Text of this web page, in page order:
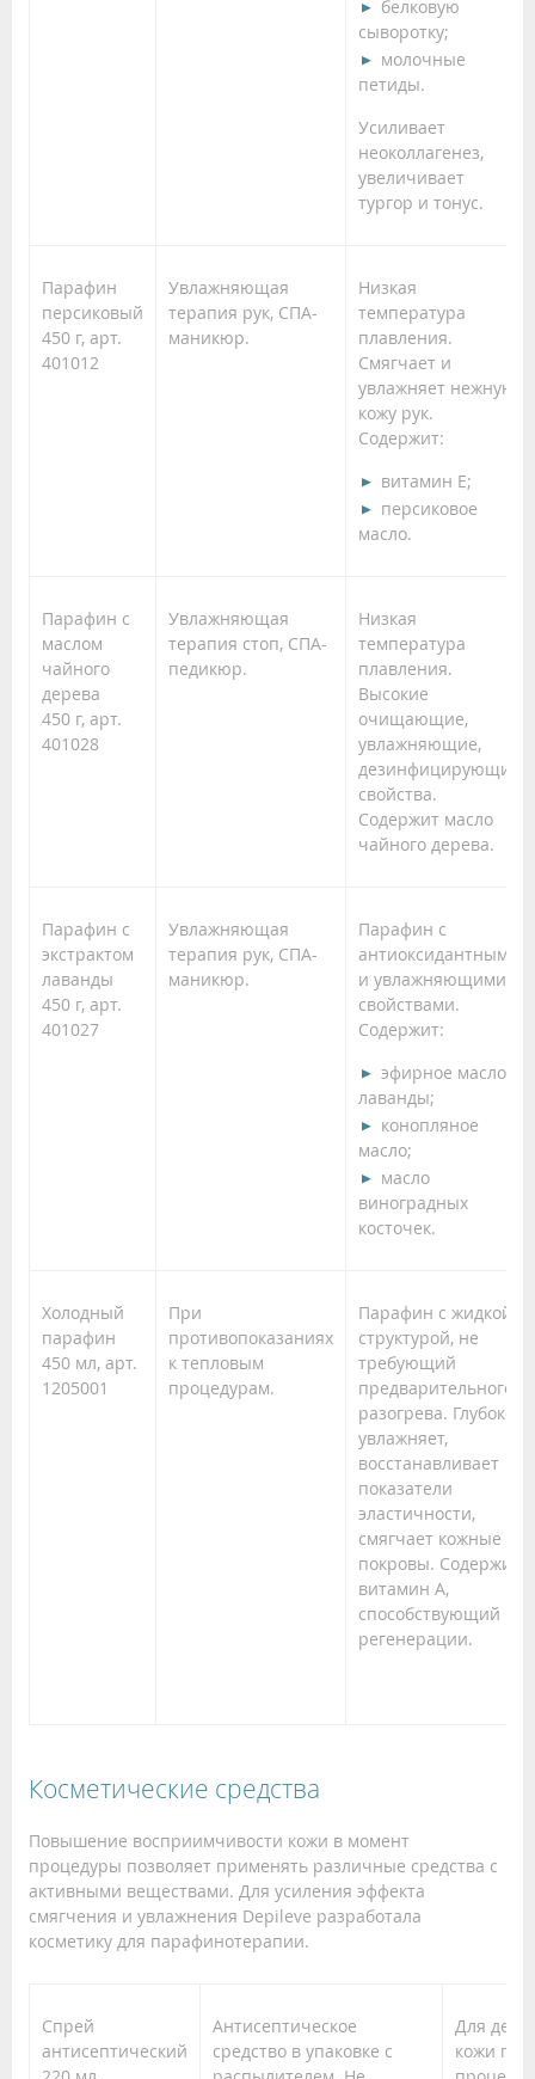
белковую
сыворотку;
молочные
петиды.
Усиливает
неоколлагенез,
увеличивает
тургор и тонус.
Парафин
персиковый
450 г, арт.
401012
Увлажняющая
терапия рук, СПА-
маникюр.
Низкая
температура
плавления.
Смягчает и
увлажняет нежную
кожу рук.
Содержит:
витамин Е;
персиковое
масло.
Парафин с
маслом
чайного
дерева
450 г, арт.
401028
Увлажняющая
терапия стоп, СПА-
педикюр.
Низкая
температура
плавления.
Высокие
очищающие,
увлажняющие,
дезинфицирующие
свойства.
Содержит масло
чайного дерева.
Парафин с
экстрактом
лаванды
450 г, арт.
401027
Увлажняющая
терапия рук, СПА-
маникюр.
Парафин с
антиоксидантными
и увлажняющими
свойствами.
Содержит:
эфирное масло
лаванды;
конопляное
масло;
масло
виноградных
косточек.
Холодный
парафин
450 мл, арт.
1205001
При
противопоказаниях
к тепловым
процедурам.
Парафин с жидкой
структурой, не
требующий
предварительного
разогрева. Глубоко
увлажняет,
восстанавливает
показатели
эластичности,
смягчает кожные
покровы. Содержит
витамин А,
способствующий
регенерации.
Косметические средства
Повышение восприимчивости кожи в момент
процедуры позволяет применять различные средства с
активными веществами. Для усиления эффекта
смягчения и увлажнения Depileve разработала
косметику для парафинотерапии.
Спрей
антисептический
Антисептическое
средство в упаковке с
Для
кожи